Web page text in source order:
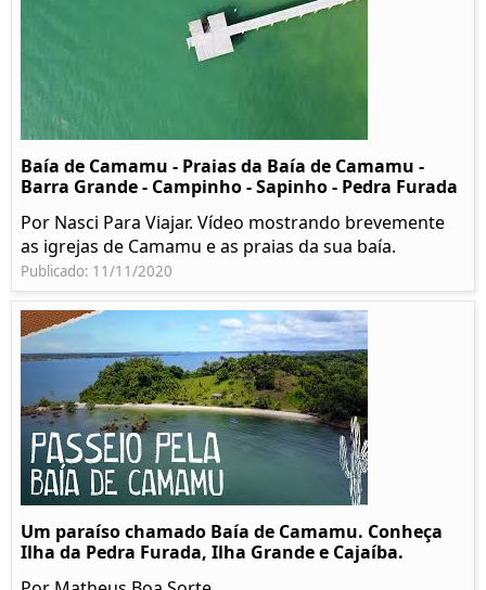
Baía de Camamu - Praias da Baía de Camamu -
Barra Grande - Campinho - Sapinho - Pedra Furada
Por Nasci Para Viajar. Vídeo mostrando brevemente
as igrejas de Camamu e as praias da sua baía.
Publicado: 11/11/2020
Um paraíso chamado Baía de Camamu. Conheça
Ilha da Pedra Furada, Ilha Grande e Cajaíba.